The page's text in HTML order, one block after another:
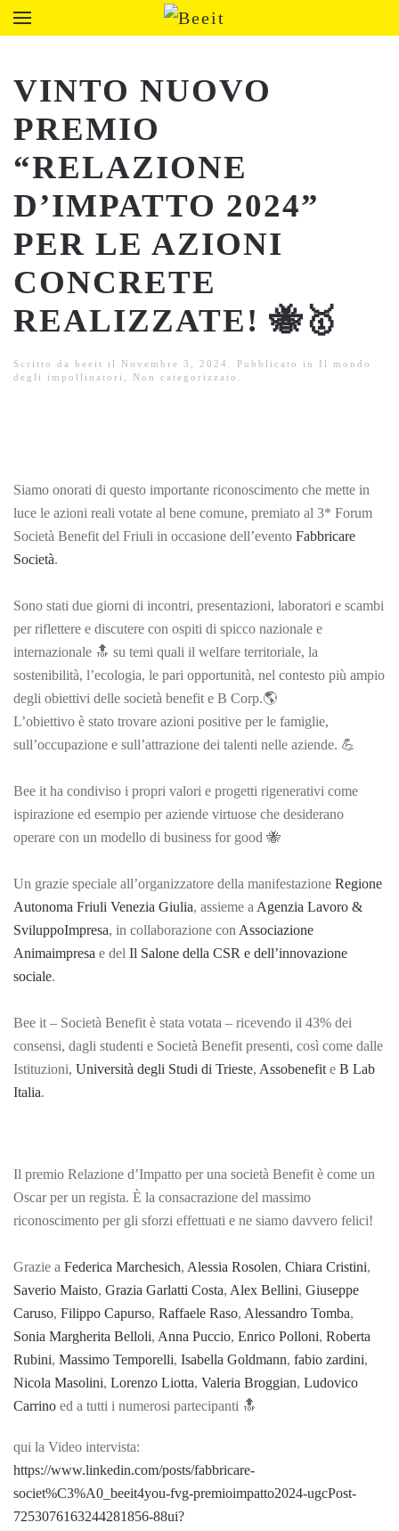
VINTO NUOVO
PREMIO
“RELAZIONE
D’IMPATTO 2024”
PER LE AZIONI
CONCRETE
REALIZZATE! 🐝🥇
Scritto da beeit il Novembre 3, 2024 . Pubblicato in Il mondo
degli impollinatori
Non categorizzato
Siamo onorati di questo importante riconoscimento che mette in
luce le azioni reali votate al bene comune, premiato al 3* Forum
Società Benefit del Friuli in occasione dell’evento Fabbricare
Società.
Sono stati due giorni di incontri, presentazioni, laboratori e scambi
per riflettere e discutere con ospiti di spicco nazionale e
internazionale 🔝 su temi quali il welfare territoriale, la
sostenibilità, l’ecologia, le pari opportunità, nel contesto più ampio
degli obiettivi delle società benefit e B Corp.🌎
L’obiettivo è stato trovare azioni positive per le famiglie,
sull’occupazione e sull’attrazione dei talenti nelle aziende. 💪
Bee it ha condiviso i propri valori e progetti rigenerativi come
ispirazione ed esempio per aziende virtuose che desiderano
operare con un modello di business for good 🐝
Un grazie speciale all’organizzatore della manifestazione Regione
Autonoma Friuli Venezia Giulia, assieme a Agenzia Lavoro &
SviluppoImpresa, in collaborazione con Associazione
Animaimpresa e del Il Salone della CSR e dell’innovazione
sociale.
Bee it – Società Benefit è stata votata – ricevendo il 43% dei
consensi, dagli studenti e Società Benefit presenti, così come dalle
Istituzioni, Università degli Studi di Trieste, Assobenefit e B Lab
Italia.
Il premio Relazione d’Impatto per una società Benefit è come un
Oscar per un regista. È la consacrazione del massimo
riconoscimento per gli sforzi effettuati e ne siamo davvero felici!
Grazie a Federica Marchesich, Alessia Rosolen, Chiara Cristini,
Saverio Maisto, Grazia Garlatti Costa, Alex Bellini, Giuseppe
Caruso, Filippo Capurso, Raffaele Raso, Alessandro Tomba,
Sonia Margherita Belloli, Anna Puccio, Enrico Polloni, Roberta
Rubini, Massimo Temporelli, Isabella Goldmann, fabio zardini,
Nicola Masolini, Lorenzo Liotta, Valeria Broggian, Ludovico
Carrino ed a tutti i numerosi partecipanti 🔝
qui la Video intervista:
https://www.linkedin.com/posts/fabbricare-
societ%C3%A0_beeit4you-fvg-premioimpatto2024-ugcPost-
7253076163244281856-88ui?